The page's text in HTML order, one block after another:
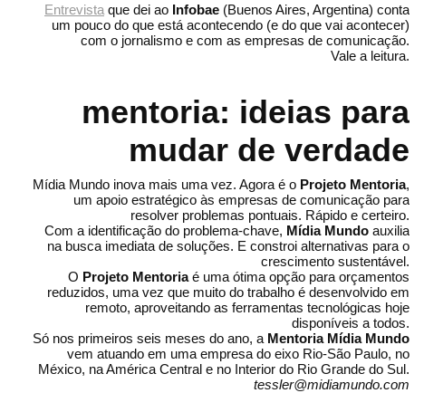
Entrevista que dei ao Infobae (Buenos Aires, Argentina) conta
um pouco do que está acontecendo (e do que vai acontecer)
com o jornalismo e com as empresas de comunicação.
Vale a leitura.
mentoria: ideias para
mudar de verdade
Mídia Mundo inova mais uma vez. Agora é o Projeto Mentoria,
um apoio estratégico às empresas de comunicação para
resolver problemas pontuais. Rápido e certeiro.
Com a identificação do problema-chave, Mídia Mundo auxilia
na busca imediata de soluções. E constroi alternativas para o
crescimento sustentável.
O Projeto Mentoriaé uma ótima opção para orçamentos
reduzidos, uma vez que muito do trabalho é desenvolvido em
remoto, aproveitando as ferramentas tecnológicas hoje
disponíveis a todos.
Só nos primeiros seis meses do ano, a Mentoria Mídia Mundo
vem atuando em uma empresa do eixo Rio-São Paulo, no
México, na América Central e no Interior do Rio Grande do Sul.
tessler@midiamundo.com